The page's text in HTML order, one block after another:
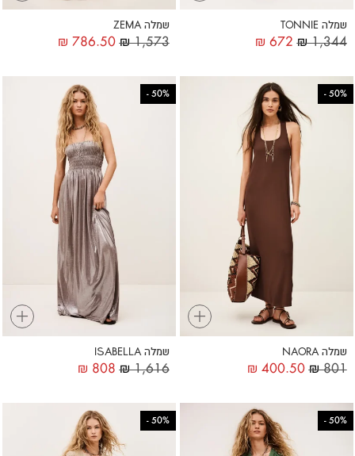
שמלה TONNIE
₪1,344
₪ 672
שמלה ZEMA
₪1,573
₪ 786.50
+
50%
-
שמלה NAORA
₪801
₪ 400.50
+
50%
-
שמלה ISABELLA
₪1,616
₪ 808
50%
-
50%
-